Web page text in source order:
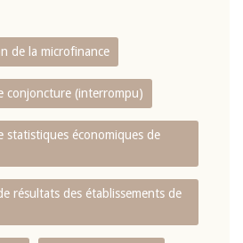
de la microfinance
conjoncture (interrompu)
statistiques économiques de
résultats des établissements de